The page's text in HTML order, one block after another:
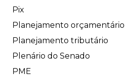
Pix
Planejamento orçamentário
Planejamento tributário
Plenário do Senado
PME